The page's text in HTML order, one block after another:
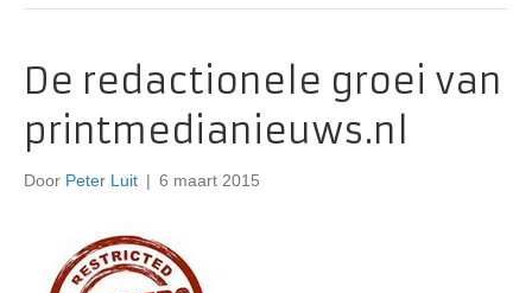
De redactionele groei van
printmedianieuws.nl
Door Peter Luit | 6 maart 2015